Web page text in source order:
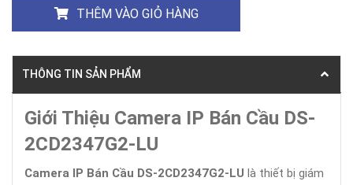
THÊM VÀO GIỎ HÀNG
THÔNG TIN SẢN PHẨM
Giới Thiệu Camera IP Bán Cầu DS-
2CD2347G2-LU
Camera IP Bán Cầu DS-2CD2347G2-LU là thiết bị giám